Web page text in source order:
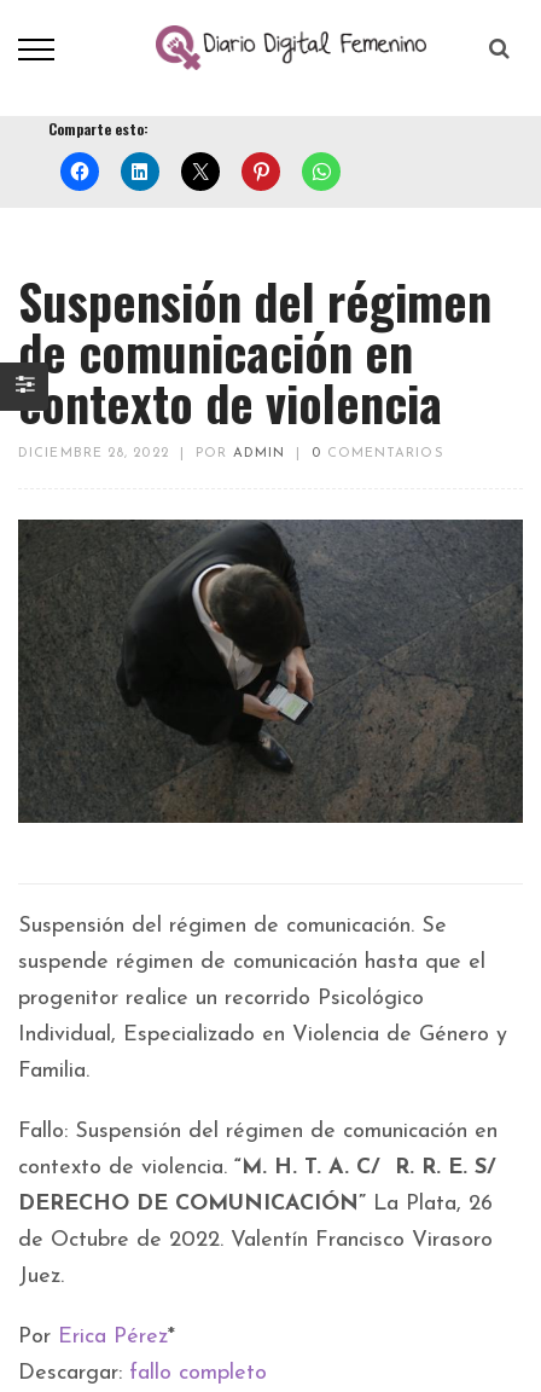
Comparte esto:
Suspensión del régimen
de comunicación en
contexto de violencia
DICIEMBRE 28, 2022 POR ADMIN 0 COMENTARIOS
Suspensión del régimen de comunicación. Se
suspende régimen de comunicación hasta que el
progenitor realice un recorrido Psicológico
Individual, Especializado en Violencia de Género y
Familia.
Fallo: Suspensión del régimen de comunicación en
contexto de violencia. “M. H. T. A. C/ R. R. E. S/
DERECHO DE COMUNICACIÓN” La Plata, 26
de Octubre de 2022. Valentín Francisco Virasoro
Juez.
Por Erica Pérez*
Descargar: fallo completo